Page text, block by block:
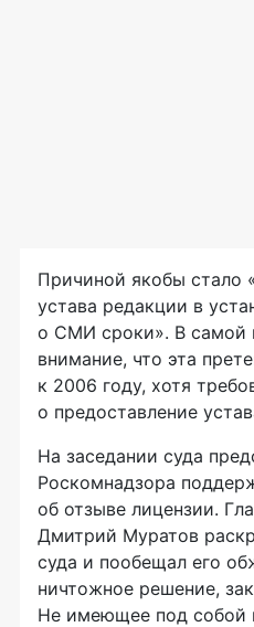
Причиной якобы стало
устава редакции в
о СМИ сроки». В самой
внимание, что эта
к 2006 году, хотя
о предоставление
На заседании суда
Роскомнадзора
об отзыве лицензии.
Дмитрий Муратов
суда и пообещал его
ничтожное решение,
Не имеющее под собой